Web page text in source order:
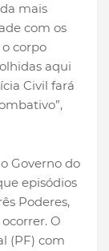
mais
com os
corpo
aqui
Civil fará
Governo do
episódios
Poderes,
O
(PF) com